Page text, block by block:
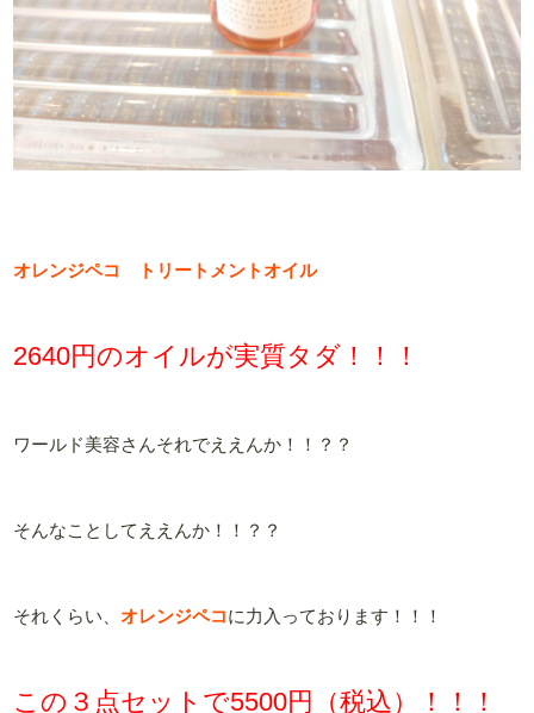
オレンジペコ トリートメントオイル
2640円のオイルが実質タダ！！！
ワールド美容さんそれでええんか！！？？
そんなことしてええんか！！？？
それくらい、オレンジペコに力入っております！！！
この３点セットで5500円（税込）！！！